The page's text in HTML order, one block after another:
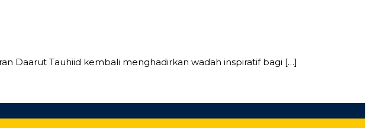
Daarut Tauhiid kembali menghadirkan wadah inspiratif bagi […]